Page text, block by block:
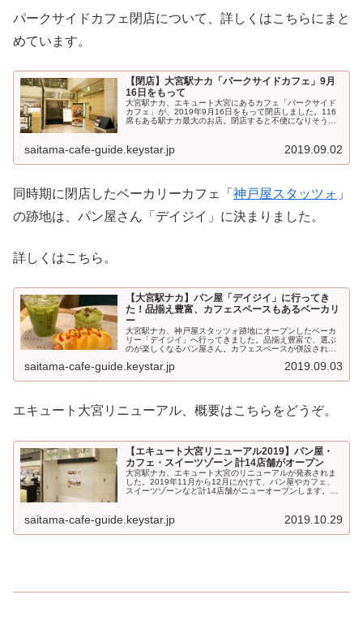
パークサイドカフェ閉店について、詳しくはこちらにまと
めています。
【閉店】大宮駅ナカ「パークサイドカフェ」9月
16日をもって
大宮駅ナカ、エキュート大宮にあるカフェ「パークサイド
カフェ」が、2019年9月16日をもって閉店しました。116
席もある駅ナカ最大のお店。閉店すると不便になりそう。
saitama-cafe-guide.keystar.jp 2019.09.02
同時期に閉店したベーカリーカフェ「 神戸屋スタッツォ 」
の跡地は、パン屋さん「デイジイ」に決まりました。
詳しくはこちら。
【大宮駅ナカ】パン屋「デイジイ」に行ってき
た！品揃え豊富、カフェスペースもあるベーカリ
ー
大宮駅ナカ、神戸屋スタッツォ跡地にオープンしたベーカ
リー「デイジイ」へ行ってきました。品揃え豊富で、選ぶ
のが楽しくなるパン屋さん。カフェスペースが併設されて
よ。店...
saitama-cafe-guide.keystar.jp 2019.09.03
エキュート大宮リニューアル、概要はこちらをどうぞ。
【エキュート大宮リニューアル2019】パン屋・
カフェ・スイーツゾーン 計14店舗がオープン
大宮駅ナカ、エキュート大宮のリニューアルが発表されま
した。2019年11月から12月にかけて、パン屋やカフェ、
スイーツゾーンなど計14店舗がニューオープンします。エ
saitama-cafe-guide.keystar.jp 2019.10.29